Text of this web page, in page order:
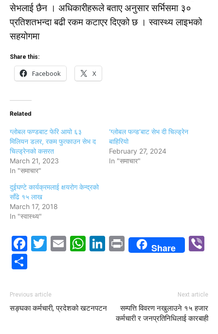
सेभलाई छैन । अधिकारीहरूले बताए अनुसार सर्भिसमा ३०
प्रतिशतभन्दा बढी रकम कटाएर दिएको छ । स्वास्थ्य लाइभको
सहयोगमा
Share this:
Facebook X
Related
ग्लोबल फण्डबाट फेरि आयो ६३
मिलियन डलर, रकम फुत्काउन सेभ द
चिल्ड्रेनको कसरत
March 21, 2023
In "समाचार"
‘ग्लोबल फन्ड’बाट सेभ दी चिल्ड्रेन
बाहिरियो
February 27, 2024
In "समाचार"
दुईघण्टे कार्यक्रमलाई क्षयरोग केन्द्रको
साँढे १५ लाख
March 17, 2018
In "स्वास्थ्य"
Facebook
Twitter
EmailWhatsApp
LinkedIn
PrintShare
Previous article
सङ्घका कर्मचारी, प्रदेशको खटनपटन
Next article
सम्पत्ति विवरण नखुलाउने १५ हजार
कर्मचारी र जनप्रतिनिधिलाई कारबाही